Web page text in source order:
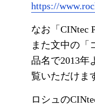
https://
なお「CINtec
また文中の「
品名で2013
覧いただけま
ロシュの